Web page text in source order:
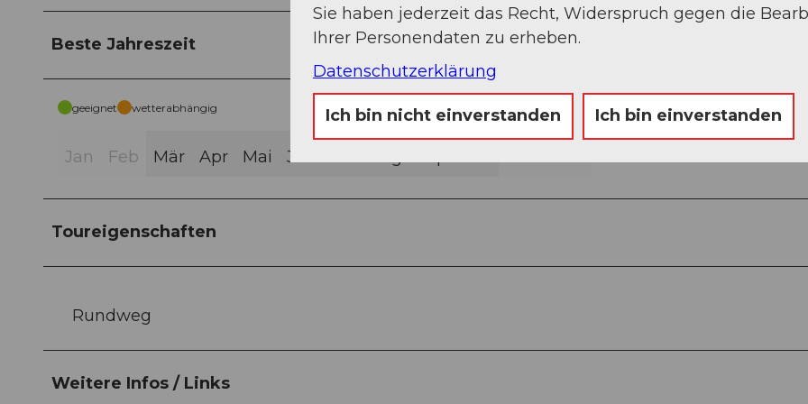
Beste Jahreszeit
geeignet wetterabhängig
Jan Feb Mär Apr Mai Jun Jul Aug Sep Okt Nov Dez
Toureigenschaften
Rundweg
Weitere Infos / Links
Sie haben jederzeit das Recht, Widerspruch gegen die
Ihrer Personendaten zu erheben.
Datenschutzerklärung
Ich bin nicht einverstanden Ich bin einverstanden